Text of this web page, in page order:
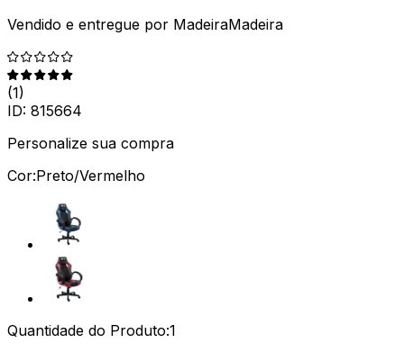
Vendido e entregue por MadeiraMadeira
(1)
ID: 815664
Personalize sua compra
Cor:Preto/Vermelho
Quantidade do Produto:1